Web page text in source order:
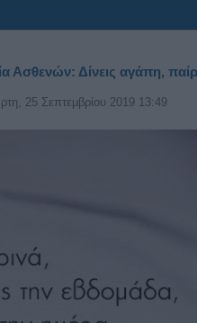
Ασθενών: Δίνεις αγάπη,
25 Σεπτεμβρίου 2019 13:49